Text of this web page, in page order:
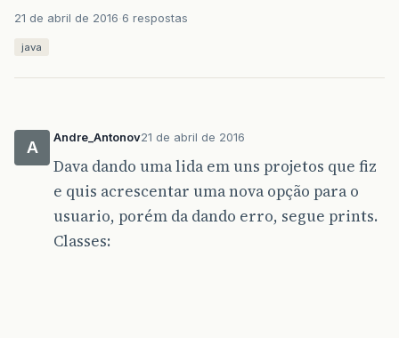
21 de abril de 2016 6 respostas
java
A
Andre_Antonov21 de abril de 2016
Dava dando uma lida em uns projetos que fiz
e quis acrescentar uma nova opção para o
usuario, porém da dando erro, segue prints.
Classes: